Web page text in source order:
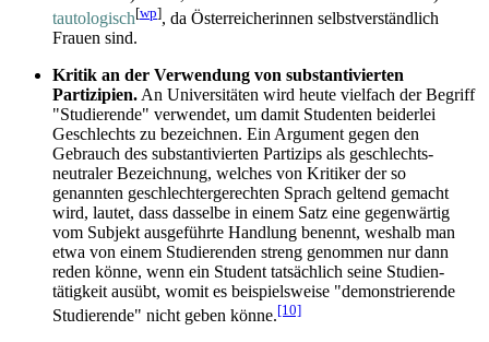
tautologisch[wp], da Österreicherinnen selbstverständlich
Frauen sind.
Kritik an der Verwendung von substantivierten
Partizipien. An Universitäten wird heute vielfach der Begriff
"Studierende" verwendet, um damit Studenten beiderlei
Geschlechts zu bezeichnen. Ein Argument gegen den
Gebrauch des substantivierten Partizips als geschlechts­
neutraler Bezeichnung, welches von Kritiker der so
genannten geschlechter­gerechten Sprach geltend gemacht
wird, lautet, dass dasselbe in einem Satz eine gegenwärtig
vom Subjekt ausgeführte Handlung benennt, weshalb man
etwa von einem Studierenden streng genommen nur dann
reden könne, wenn ein Student tatsächlich seine Studien­
tätigkeit ausübt, womit es beispielsweise "demonstrierende
Studierende" nicht geben könne.[10]